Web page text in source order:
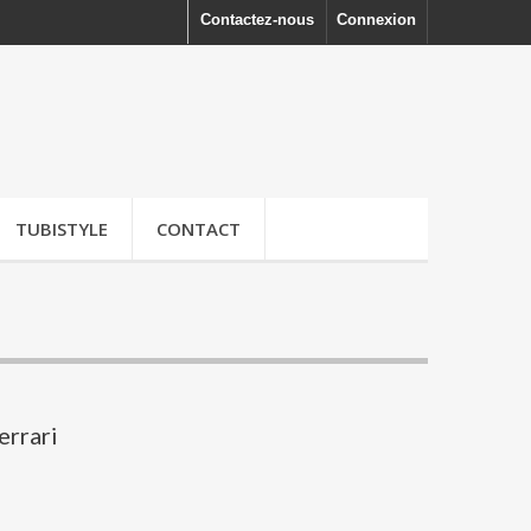
Connexion
Contactez-nous
TUBISTYLE CONTACT